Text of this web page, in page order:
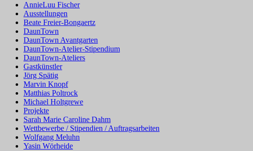
AnnieLuu Fischer
Ausstellungen
Beate Freier-Bongaertz
DaunTown
DaunTown Avantgarten
DaunTown-Atelier-Stipendium
DaunTown-Ateliers
Gastkünstler
Jörg Spätig
Marvin Knopf
Matthias Poltrock
Michael Holtgrewe
Projekte
Sarah Marie Caroline Dahm
Wettbewerbe / Stipendien / Auftragsarbeiten
Wolfgang Meluhn
Yasin Wörheide